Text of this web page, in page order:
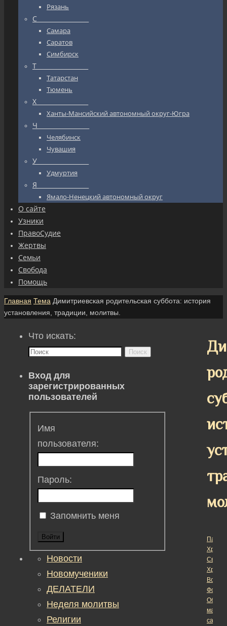
Рязань
С_________________
Самара
Саратов
Симбирск
Т_________________
Татарстан
Тюмень
Х_________________
Ханты-Мансийский автономный округ-Югра
Ч_________________
Челябинск
Чувашия
У_________________
Удмуртия
Я_________________
Ямало-Ненецкий автономный округ
О сайте
Узники
ПравоСудие
Жертвы
Семьи
Свобода
Помощь
Главная Тема Димитриевская родительская суббота: история
установления, традиции, молитвы.
Пасха
сайта
Что искать:
Поиск
Вход для
зарегистрированных
пользователей
Имя
пользователя:
Пароль:
Запомнить меня
Войти
Новости
Новомученики
ДЕЛАТЕЛИ
Неделя молитвы
Религии